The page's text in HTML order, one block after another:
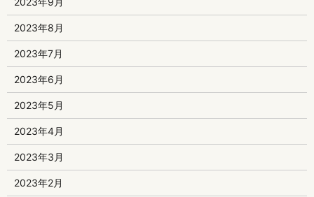
2023年8月
2023年7月
2023年6月
2023年5月
2023年4月
2023年3月
2023年2月